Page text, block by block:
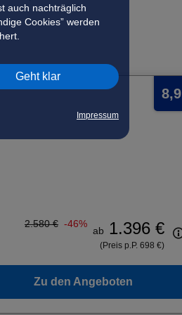
auch nachträglich
Cookies” werden
Geht klar
Impressum
8,9
2.580 € -46%
ab 1.396 €
(Preis p.P. 698 €)
Zu den Angeboten